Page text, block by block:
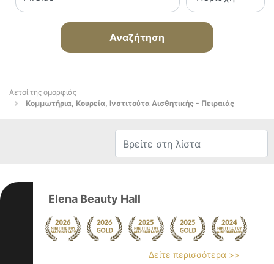
Αναζήτηση
Αετοί της ομορφιάς
Κομμωτήρια, Κουρεία, Ινστιτούτα Αισθητικής - Πειραιάς
Elena Beauty Hall
Δείτε περισσότερα >>